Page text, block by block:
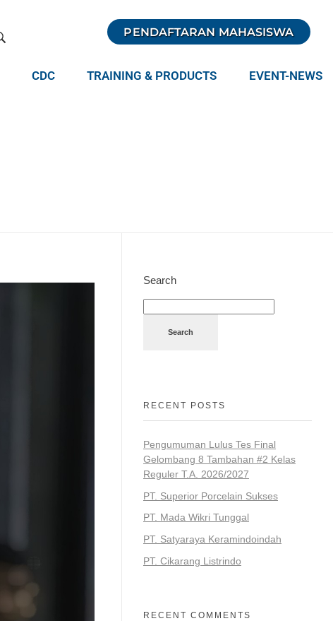
PENDAFTARAN MAHASISWA
CDC TRAINING & PRODUCTS EVENT-NEWS
Search
Search
RECENT POSTS
Pengumuman Lulus Tes Final
Gelombang 8 Tambahan #2 Kelas
Reguler T.A. 2026/2027
PT. Superior Porcelain Sukses
PT. Mada Wikri Tunggal
PT. Satyaraya Keramindoindah
PT. Cikarang Listrindo
RECENT COMMENTS